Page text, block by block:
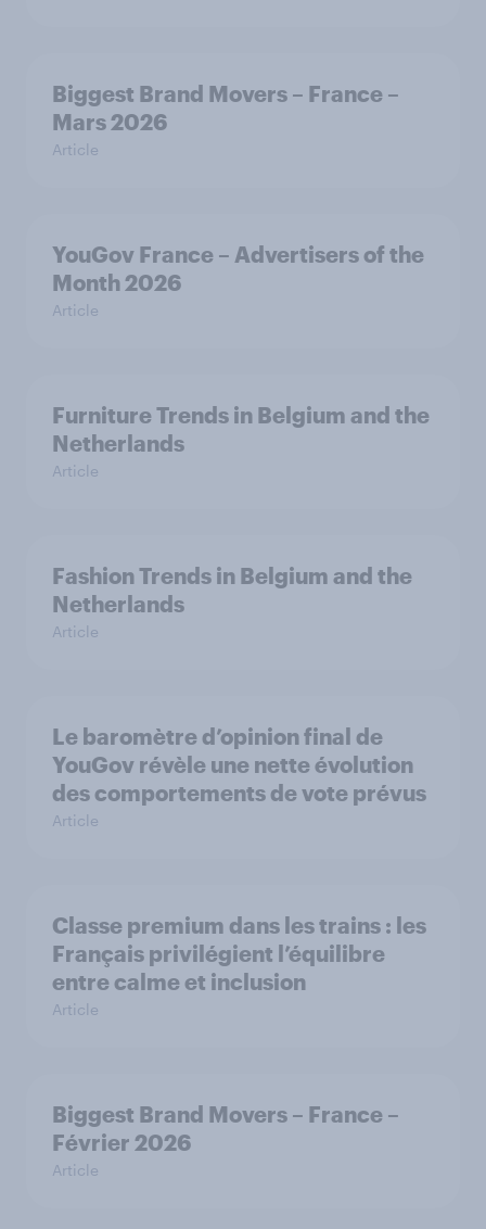
Biggest Brand Movers – France –
Mars 2026
Article
YouGov France – Advertisers of the
Month 2026
Article
Furniture Trends in Belgium and the
Netherlands
Article
Fashion Trends in Belgium and the
Netherlands
Article
Le baromètre d’opinion final de
YouGov révèle une nette évolution
des comportements de vote prévus
Article
Classe premium dans les trains : les
Français privilégient l’équilibre
entre calme et inclusion
Article
Biggest Brand Movers – France –
Février 2026
Article